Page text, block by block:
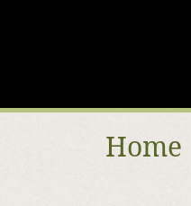
Home